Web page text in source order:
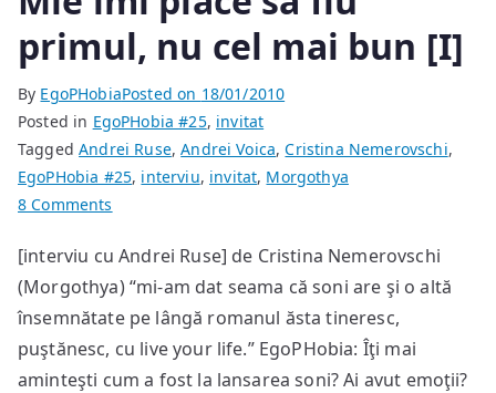
primul, nu cel mai bun [I]
By EgoPHobiaPosted on 18/01/2010
Posted in EgoPHobia #25, invitat
TaggedAndrei Ruse,Andrei Voica,Cristina Nemerovschi,
EgoPHobia #25, interviu, invitat, Morgothya
8 Comments
îmi
place
să
fiu
primul,
[interviu cu Andrei Ruse] de Cristina Nemerovschi
(Morgothya) “mi-am dat seama că soni are şi o altă
însemnătate pe lângă romanul ăsta tineresc,
puştănesc, cu live your life.” EgoPHobia: Îţi mai
aminteşti cum a fost la lansarea soni? Ai avut emoţii?